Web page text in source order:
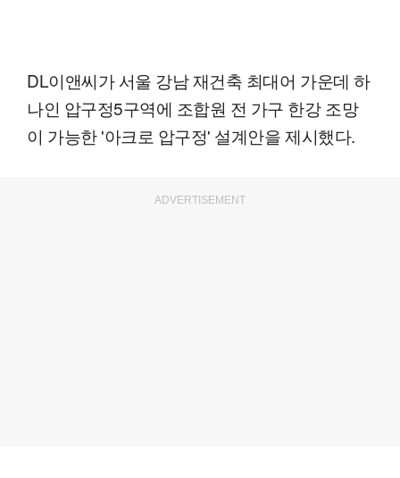
DL이앤씨가 서울 강남 재건축 최대어 가운데 하
나인 압구정5구역에 조합원 전 가구 한강 조망
이 가능한 '아크로 압구정' 설계안을 제시했다.
ADVERTISEMENT